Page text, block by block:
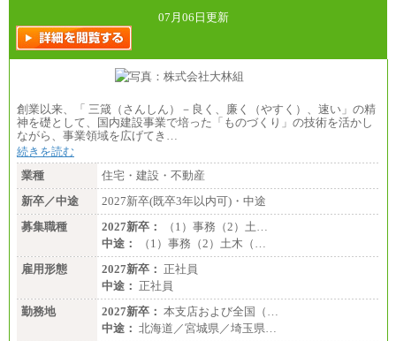
◆パート・アルバイト
時給制：最低時給額 1,050円～ ※勤務地により異な
る。
【エアサーブ】
月給223,000円～
07月06日更新
創業以来、「 三箴（さんしん）－良く、廉く（やすく）、速い」の精
神を礎として、国内建設事業で培った「ものづくり」の技術を活かし
ながら、事業領域を広げてき…
続きを読む
業種
住宅・建設・不動産
新卒／中途
2027新卒(既卒3年以内可)・中途
募集職種
2027新卒：
（1）事務（2）土…
中途：
（1）事務（2）土木（…
雇用形態
2027新卒： 正社員
中途： 正社員
勤務地
2027新卒： 本支店および全国（…
中途： 北海道／宮城県／埼玉県…